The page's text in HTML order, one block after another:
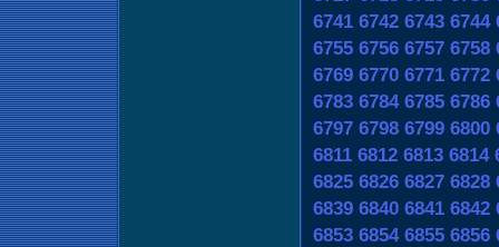
6741 6742 6743 6744
6755 6756 6757 6758
6769 6770 6771 6772
6783 6784 6785 6786
6797 6798 6799 6800
6811 6812 6813 6814
6825 6826 6827 6828
6839 6840 6841 6842
6853 6854 6855 6856